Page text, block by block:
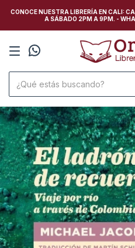
CONOCE NUESTRA LIBRERÍA EN CALI:
A SÁBADO 2PM A 9PM. -